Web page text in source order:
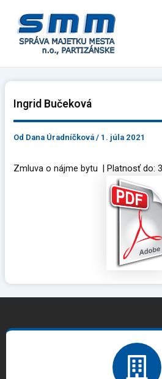
obsah
Ingrid Bučeková
Od Dana Úradníčková/ 1. júla 2021
Zmluva o nájme bytu | Platnosť do: